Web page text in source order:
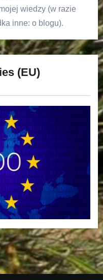
wiedzy (w razie
inne: o blogu).
(EU)